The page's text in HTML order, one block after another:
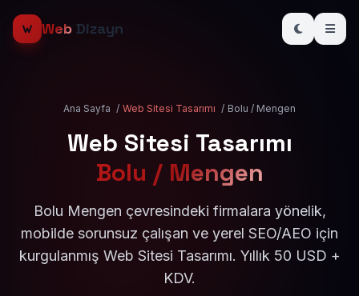
Web Dizayn
Ana Sayfa / Web Sitesi Tasarımı / Bolu / Mengen
Web Sitesi Tasarımı
Bolu / Mengen
Bolu Mengen çevresindeki firmalara yönelik,
mobilde sorunsuz çalışan ve yerel SEO/AEO için
kurgulanmış Web Sitesi Tasarımı. Yıllık 50 USD +
KDV.